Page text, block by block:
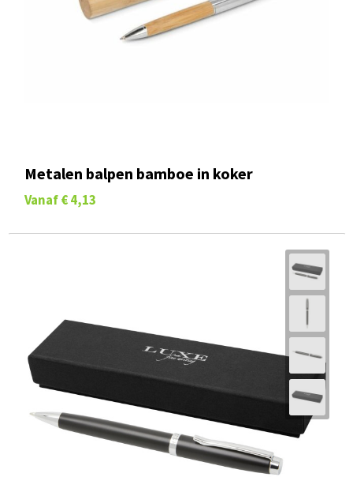
Metalen balpen bamboe in koker
Vanaf € 4,13